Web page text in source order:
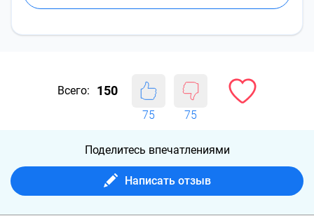
Всего: 150
75 75
Поделитесь впечатлениями
Написать отзыв